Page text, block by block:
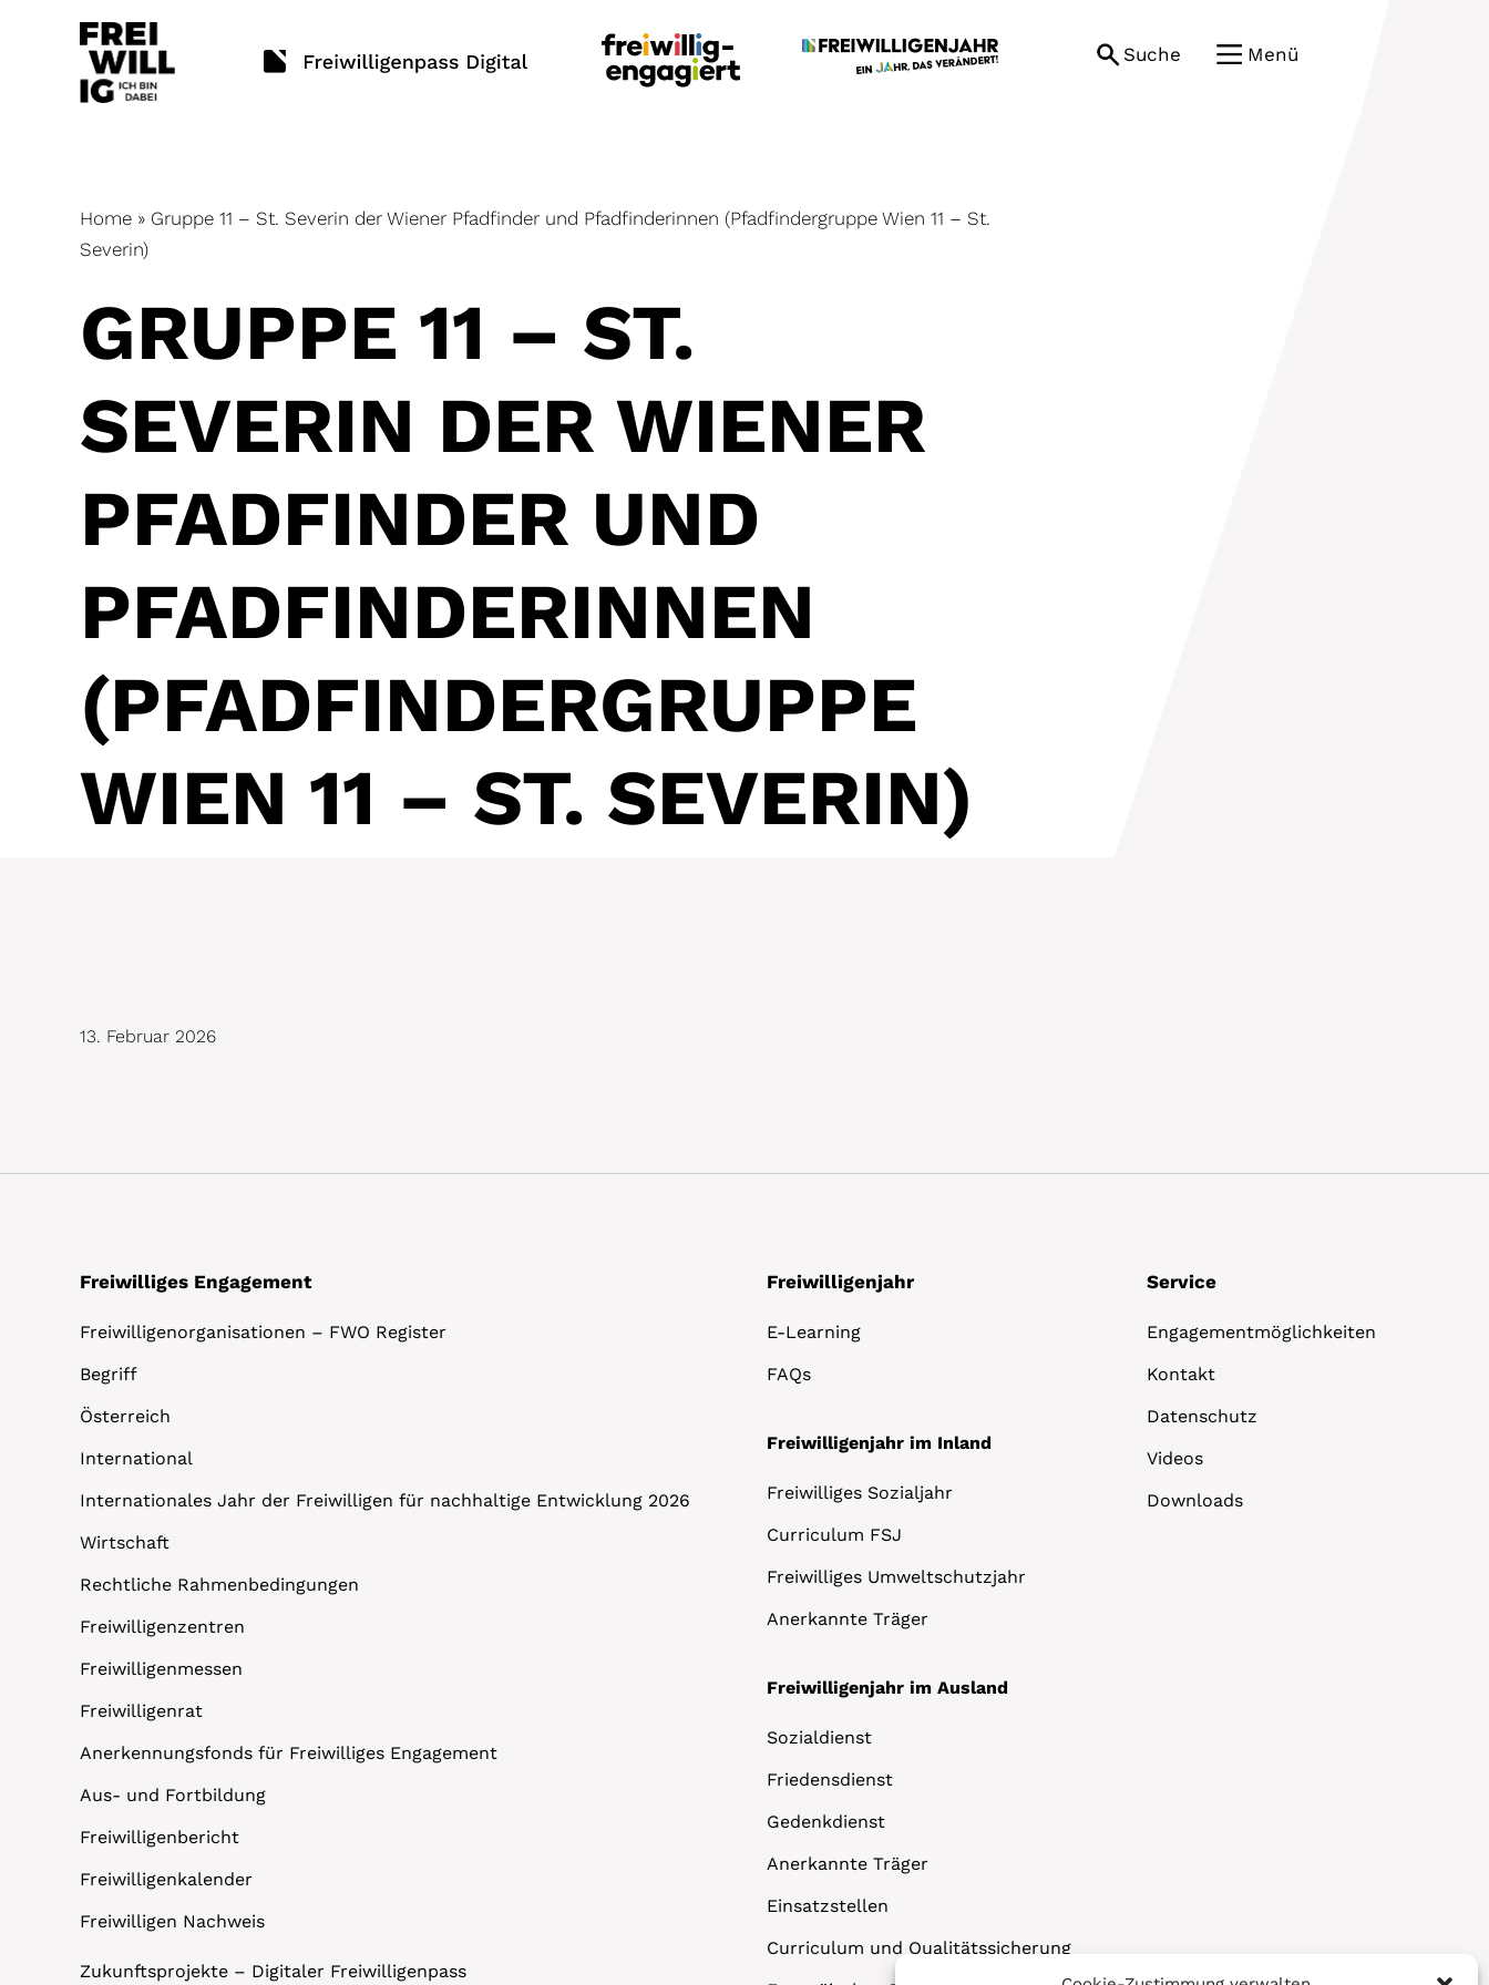
Suche Menü
Home » Gruppe 11 – St. Severin der Wiener Pfadfinder und Pfadfinderinnen (Pfadfindergruppe Wien 11 – St.
Severin)
GRUPPE 11 – ST.
SEVERIN DER WIENER
PFADFINDER UND
PFADFINDERINNEN
(PFADFINDERGRUPPE
WIEN 11 – ST. SEVERIN)
13. Februar 2026
Freiwilliges Engagement
Freiwilligenorganisationen – FWO Register
Begriff
Österreich
International
Internationales Jahr der Freiwilligen für nachhaltige Entwicklung 2026
Wirtschaft
Rechtliche Rahmenbedingungen
Freiwilligenzentren
Freiwilligenmessen
Freiwilligenrat
Anerkennungsfonds für Freiwilliges Engagement
Aus- und Fortbildung
Freiwilligenbericht
Freiwilligenkalender
Freiwilligen Nachweis
Zukunftsprojekte – Digitaler Freiwilligenpass
Freiwilligenjahr
E-Learning
FAQs
Freiwilligenjahr im Inland
Freiwilliges Sozialjahr
Curriculum FSJ
Freiwilliges Umweltschutzjahr
Anerkannte Träger
Freiwilligenjahr im Ausland
Sozialdienst
Friedensdienst
Gedenkdienst
Anerkannte Träger
Einsatzstellen
Curriculum und Qualitätssicherung
Service
Engagementmöglichkeiten
Kontakt
Datenschutz
Videos
Downloads